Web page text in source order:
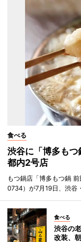
食べる
渋谷に「博多も
都内2号店
もつ鍋店「博多もつ鍋
0734）が7月19日、渋谷
食べる
渋谷の
改装、